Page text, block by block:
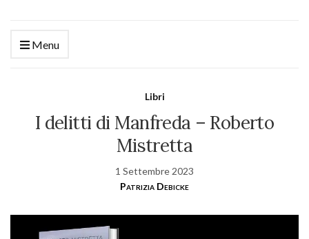
Menu
Libri
I delitti di Manfreda – Roberto
Mistretta
1 Settembre 2023
Patrizia Debicke